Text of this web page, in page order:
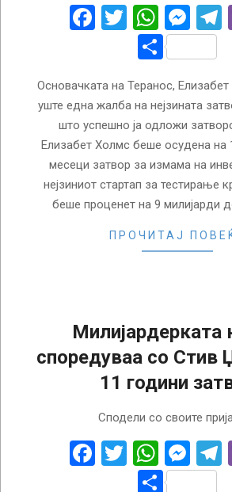
Facebook
Twitter
Share
Основачката на Теранос,
уште една жалба на нејзината
што успешно ја одложи
Елизабет Холмс беше осудена на
месеци затвор за измама на
нејзиниот стартап за тестирање
беше проценет на 9 милијарди
ПРОЧИТАЈ
Милијардерката
споредуваа со Стив
11 години
Сподели со своите
Facebook
Twitter
Share